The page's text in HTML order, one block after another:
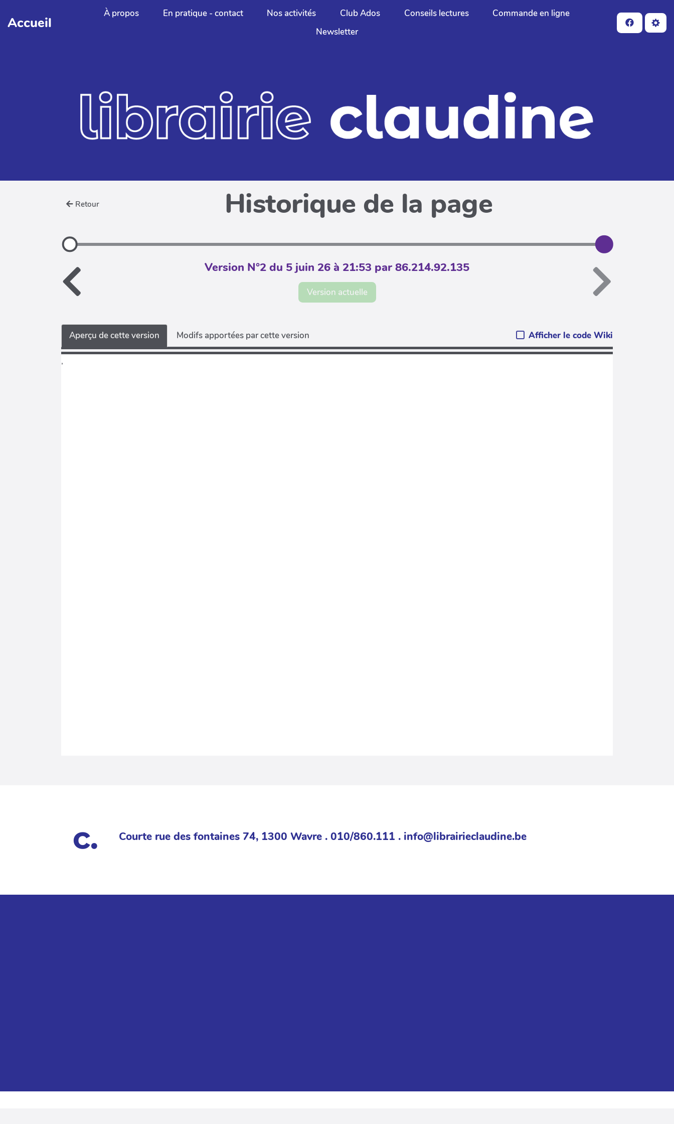
Aller au contenu principal
Accueil
À propos En pratique - contact Nos activités Club Ados Conseils lectures
Commande en ligne
Newsletter
Retour Historique de la page
Version N°2 du 5 juin 26 à 21:53 par 86.214.92.135
Version actuelle
Aperçu de cette version Modifs apportées par cette version Afficher le code Wiki
Courte rue des fontaines 74, 1300 Wavre . 010/860.111 . info@librairieclaudine.be